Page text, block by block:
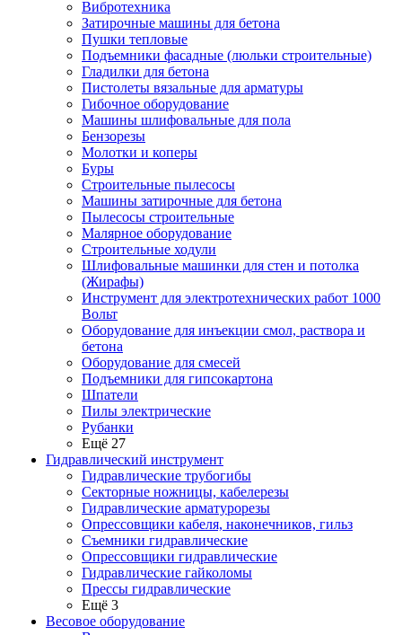
Вибротехника
Затирочные машины для бетона
Пушки тепловые
Подъемники фасадные (люльки строительные)
Гладилки для бетона
Пистолеты вязальные для арматуры
Гибочное оборудование
Машины шлифовальные для пола
Бензорезы
Молотки и коперы
Буры
Строительные пылесосы
Машины затирочные для бетона
Пылесосы строительные
Малярное оборудование
Строительные ходули
Шлифовальные машинки для стен и потолка
(Жирафы)
Инструмент для электротехнических работ 1000
Вольт
Оборудование для инъекции смол, раствора и
бетона
Оборудование для смесей
Подъемники для гипсокартона
Шпатели
Пилы электрические
Рубанки
Ещё 27
Гидравлический инструмент
Гидравлические трубогибы
Секторные ножницы, кабелерезы
Гидравлические арматурорезы
Опрессовщики кабеля, наконечников, гильз
Съемники гидравлические
Опрессовщики гидравлические
Гидравлические гайколомы
Прессы гидравлические
Ещё 3
Весовое оборудование